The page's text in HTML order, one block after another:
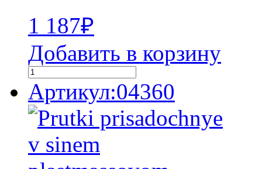
1 187₽
Добавить в корзину
Артикул:04360